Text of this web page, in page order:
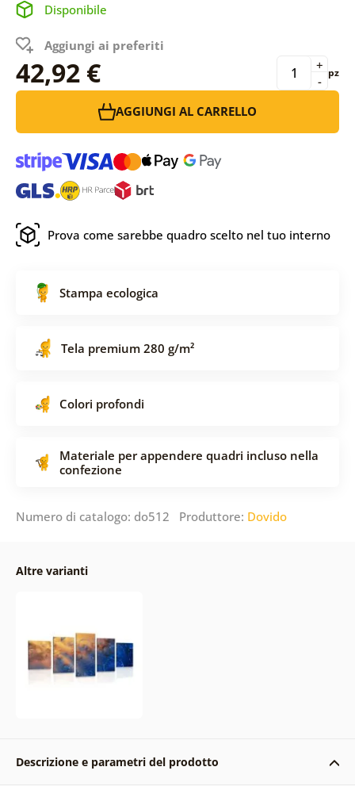
Disponibile
Aggiungi ai preferiti
42,92 € -
+ pz
AGGIUNGI AL CARRELLO
Prova come sarebbe quadro scelto nel tuo interno
Stampa ecologica
Tela premium 280 g/m²
Colori profondi
Materiale per appendere quadri incluso nella
confezione
Numero di catalogo: do512 Produttore: Dovido
Altre varianti
Descrizione e parametri del prodotto